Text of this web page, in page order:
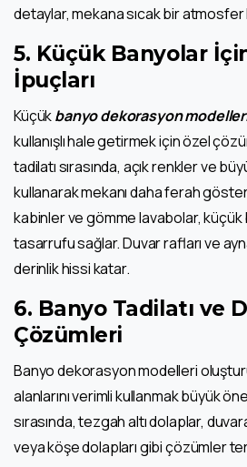
detaylar, mekana sıcak bir atmosfer
5. Küçük Banyolar
İpuçları
Küçükbanyo dekorasyon
kullanışlı hale getirmek için özel
tadilatı sırasında, açık renkler ve
kullanarak mekanı daha ferah
kabinler ve gömme lavabolar,
tasarrufu sağlar. Duvar rafları ve
derinlik hissi katar.
6. Banyo Tadilatı ve
Çözümleri
Banyo dekorasyon modelleri
alanlarını verimli kullanmak büyük
sırasında, tezgah altı dolaplar,
veya köşe dolapları gibi çözümler